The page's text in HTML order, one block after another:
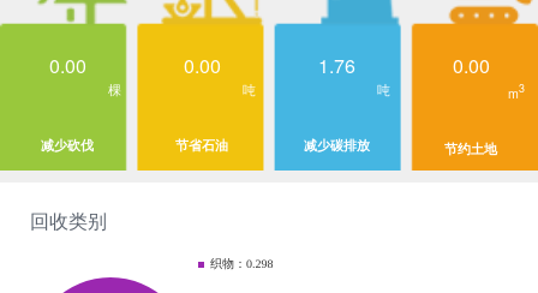
0.00
棵
减少砍伐
0.00
吨
节省石油
1.76
吨
减少碳排放
0.00
m3
节约土地
回收类别